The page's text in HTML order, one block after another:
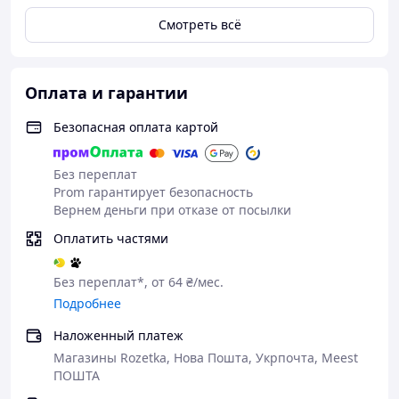
4 режима работы
устройства, которые выбираются
свинцово-кислотных аккумуляторов автомобилей (макс.
• "AGM" – для аккумуляторов AGM (макс. 6А)
" – для аккумуляторов мотоциклов (макс. 1.5А)
REPAIR" – импульсное восстановление
аккумуляторов.
Характеристики:
• Производитель:
• Модель:FBC1206D
• Питание: сеть
• Входное напряжение:AC 100-240V ~50/60Hz
• Выходное напряжение:
• Типы совместимых аккумуляторов:
кислотные 12V
• Диапазон емкости совместимых аккумуляторов:
Смотреть всё
Оплата и гарантии
Безопасная оплата картой
Без переплат
Prom гарантирует безопасность
Вернем деньги при отказе от посылки
Оплатить частями
Без переплат*, от 64 ₴/мес.
Подробнее
Наложенный платеж
Магазины Rozetka, Нова Пошта, Укрпочта, Meest
ПОШТА